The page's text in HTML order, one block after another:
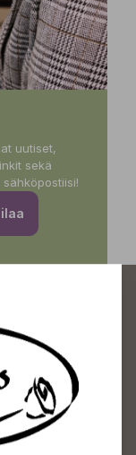
uutiset,
sekä